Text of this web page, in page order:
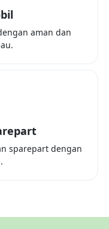
aman dan
.
sparepart dengan